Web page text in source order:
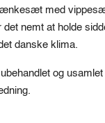
med
nemt at holde
danske klima.
og